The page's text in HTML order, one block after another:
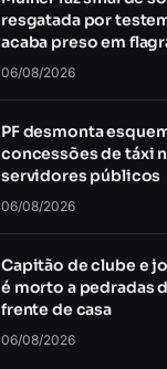
resgatada por
acaba preso em
06/08/2026
PF desmonta
concessões de táxi
servidores públicos
06/08/2026
Capitão de clube e
é morto a pedradas
frente de casa
06/08/2026